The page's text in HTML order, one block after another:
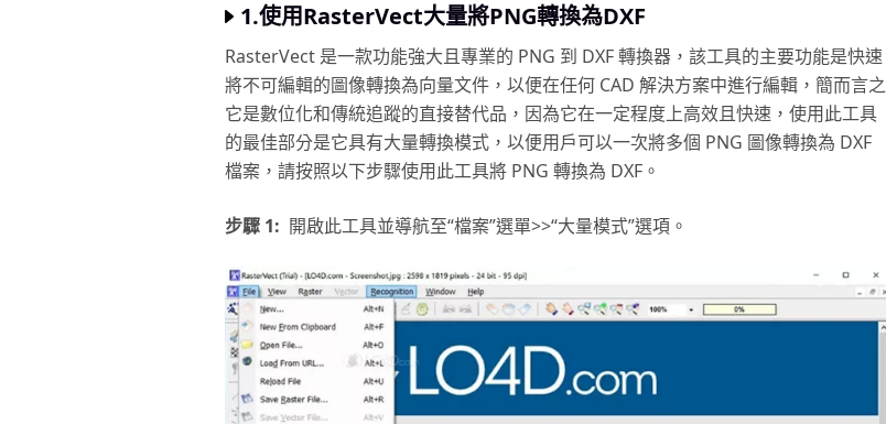
1.使用RasterVect大量將PNG轉換為DXF
RasterVect 是一款功能強大且專業的 PNG 到 DXF 轉換器，該工具的主要功能是快速
將不可編輯的圖像轉換為向量文件，以便在任何 CAD 解決方案中進行編輯，簡而言之
它是數位化和傳統追蹤的直接替代品，因為它在一定程度上高效且快速，使用此工具
的最佳部分是它具有大量轉換模式，以便用戶可以一次將多個 PNG 圖像轉換為 DXF
檔案，請按照以下步驟使用此工具將 PNG 轉換為 DXF。
步驟 1: 開啟此工具並導航至“檔案”選單>>“大量模式”選項。